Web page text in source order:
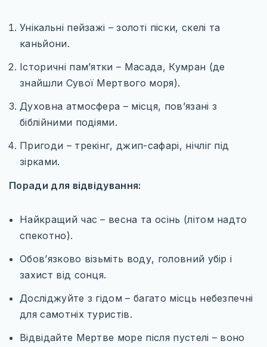
ТУРЕЧЧИНА
САУДІВСЬКА АРАВІЯ
США
ПІВДЕННА АМЕРИКА
БРАЗИЛІЯ
Унікальні пейзажі – золоті піски, скелі та
каньйони.
Історичні пам’ятки – Масада, Кумран (де
знайшли Сувої Мертвого моря).
Духовна атмосфера – місця, пов’язані з
біблійними подіями.
Пригоди – трекінг, джип-сафарі, нічліг під
зірками.
Поради для відвідування:
Найкращий час – весна та осінь (літом надто
спекотно).
Обов’язково візьміть воду, головний убір і
захист від сонця.
Досліджуйте з гідом – багато місць небезпечні
для самотніх туристів.
Відвідайте Мертве море після пустелі – воно